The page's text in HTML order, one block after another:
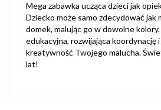
Mega zabawka ucząca dzieci jak
Dziecko może samo zdecydować jak
domek, malując go w dowolne kolory.
edukacyjna, rozwijająca koordynację
kreatywność Twojego malucha.
lat!